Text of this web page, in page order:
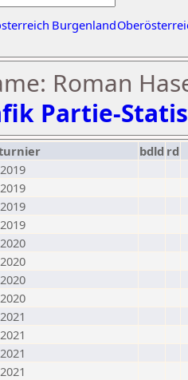
Burgenland
Roman
Partie-
bdld rd